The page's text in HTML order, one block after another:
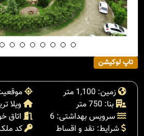
تاپ لوکیشن
زمین: 1,100 متر
بنا: 750 متر
ویلا
سرویس بهداشتی: 6
اتاق
شرایط: نقد و اقساط
کد